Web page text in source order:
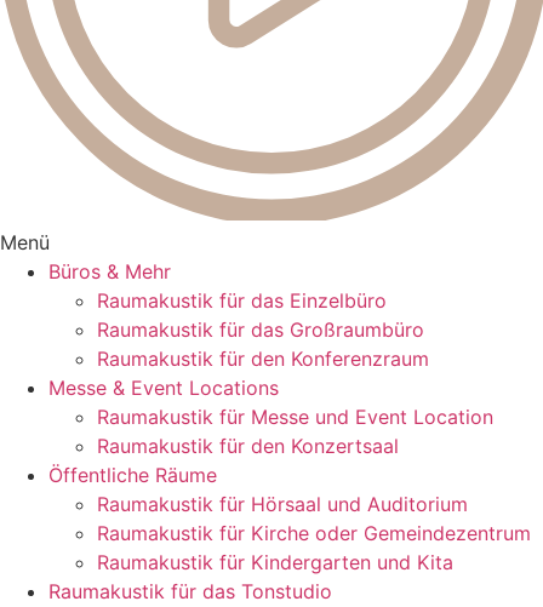
Menü
Büros & Mehr
Raumakustik für das Einzelbüro
Raumakustik für das Großraumbüro
Raumakustik für den Konferenzraum
Messe & Event Locations
Raumakustik für Messe und Event Location
Raumakustik für den Konzertsaal
Öffentliche Räume
Raumakustik für Hörsaal und Auditorium
Raumakustik für Kirche oder Gemeindezentrum
Raumakustik für Kindergarten und Kita
Raumakustik für das Tonstudio